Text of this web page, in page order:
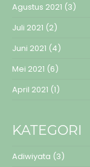
Agustus 2021 (3)
Juli 2021 (2)
Juni 2021 (4)
Mei 2021 (6)
April 2021 (1)
KATEGORI
Adiwiyata (3)